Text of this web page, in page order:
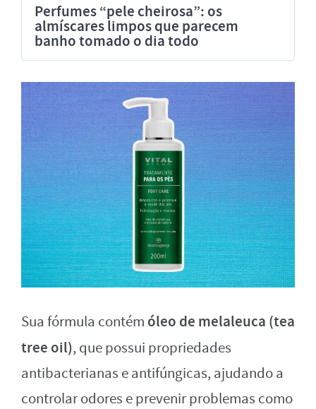
Perfumes “pele cheirosa”: os
almíscares limpos que parecem
banho tomado o dia todo
Sua fórmula contém óleo de melaleuca (tea
tree oil), que possui propriedades
antibacterianas e antifúngicas, ajudando a
controlar odores e prevenir problemas como